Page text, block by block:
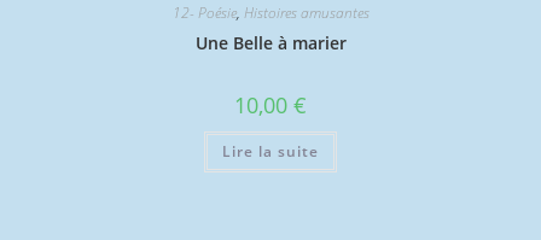
12- Poésie, Histoires amusantes
Une Belle à marier
10,00 €
Lire la suite